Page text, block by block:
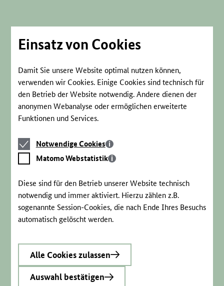
Einsatz von Cookies
Damit Sie unsere Website optimal nutzen können,
verwenden wir Cookies. Einige Cookies sind technisch für
den Betrieb der Website notwendig. Andere dienen der
anonymen Webanalyse oder ermöglichen erweiterte
Funktionen und Services.
Notwendige
Cookies
Notwendige Cookies
Matomo
Webstatistik
Matomo Webstatistik
Diese sind für den Betrieb unserer Website technisch
notwendig und immer aktiviert. Hierzu zählen z.B.
sogenannte Session-Cookies, die nach Ende Ihres Besuchs
automatisch gelöscht werden.
Alle Cookies zulassen
Auswahl bestätigen